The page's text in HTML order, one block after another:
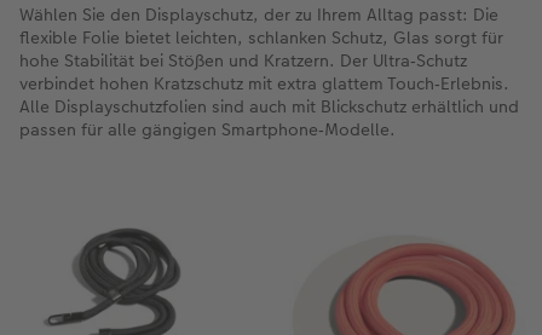
Wählen Sie den Displayschutz, der zu Ihrem Alltag passt: Die
flexible Folie bietet leichten, schlanken Schutz, Glas sorgt für
hohe Stabilität bei Stößen und Kratzern. Der Ultra‑Schutz
verbindet hohen Kratzschutz mit extra glattem Touch‑Erlebnis.
Alle Displayschutzfolien sind auch mit Blickschutz erhältlich und
passen für alle gängigen Smartphone‑Modelle.